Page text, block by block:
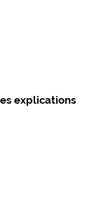
explications